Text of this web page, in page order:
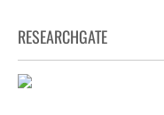
RESEARCHGATE